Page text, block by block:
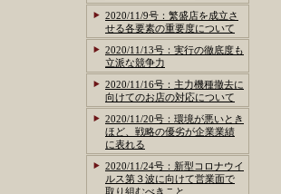
2020/11/9号：繁盛店を成立さ
せる各要素の重要度について
2020/11/13号：実行の徹底度も
立派な競争力
2020/11/16号：主力機種撤去に
向けてのお店の対応について
2020/11/20号：環境が悪いとき
ほど、戦略の優劣が企業業績
に表れる
2020/11/24号：新型コロナウイ
ルス第３波に向けて営業面で
取り組むべきこと